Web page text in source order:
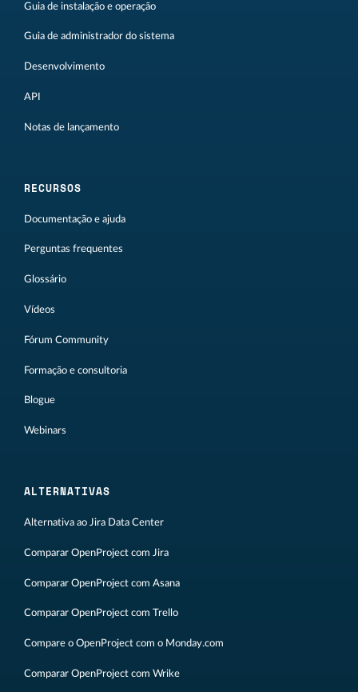
Guia de instalação e operação
Guia de administrador do sistema
Desenvolvimento
API
Notas de lançamento
RECURSOS
Documentação e ajuda
Perguntas frequentes
Glossário
Vídeos
Fórum Community
Formação e consultoria
Blogue
Webinars
ALTERNATIVAS
Alternativa ao Jira Data Center
Comparar OpenProject com Jira
Comparar OpenProject com Asana
Comparar OpenProject com Trello
Compare o OpenProject com o Monday.com
Comparar OpenProject com Wrike